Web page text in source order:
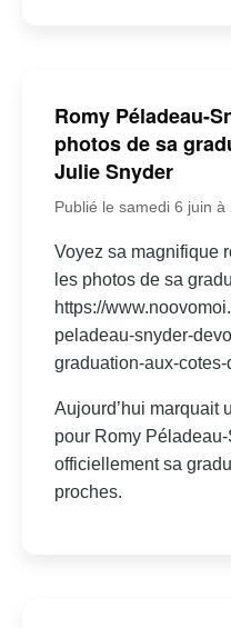
Romy Péladeau-
photos de sa
Julie Snyder
Publié le samedi 6 juin à
Voyez sa magnifique
les photos de sa
https://
peladeau-snyder-
graduation-aux-
Aujourd’hui marquait
pour Romy
officiellement sa
proches.